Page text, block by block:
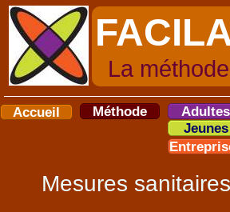
Mesures sanitaires
Jeunes
Adultes
Méthode
Accueil
La